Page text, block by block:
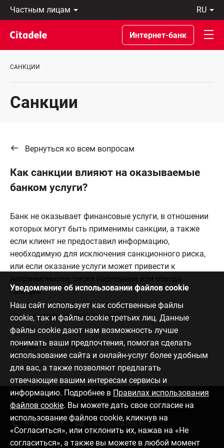
Частным
лицам
Предприятиям
Private
Banking
банке
ru
Latviski
По-
русски
In
Интернет-банк
САНКЦИИ
Санкции
Вернуться ко всем вопросам
Как санкции влияют на оказываемые
банком услуги?
Банк не оказывает финансовые услуги, в отношении
которых могут быть применимы санкции, а также
если клиент не предоставил информацию,
необходимую для исключения санкционного риска,
или если оказание услуги может привести к
санкций.
Нашли ответ на свой вопрос?
Да Нет
Уведомление об использовании файлов cookie
Наш сайт использует как собственные файлы
cookie, так и файлы cookie третьих лиц. Данные
файлы cookie дают нам возможность лучше
понимать ваши предпочтения, помогая сделать
использование сайта и онлайн-услуг более удобным
для вас, а также позволяют предлагать
отвечающие вашим интересам сервисы и
информацию. Подробнее в Правилах использования
файлов cookie. Вы можете дать свое согласие на
использование файлов cookie, кликнув на
«Согласиться», или отклонить их, нажав на «Не
согласиться», а также вы можете в любой момент
Связаться с нами
6701 0000 info@citadele.lv